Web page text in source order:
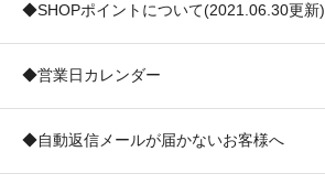
◆SHOPポイントについて(2021.06.30更新)
◆営業日カレンダー
◆自動返信メールが届かないお客様へ